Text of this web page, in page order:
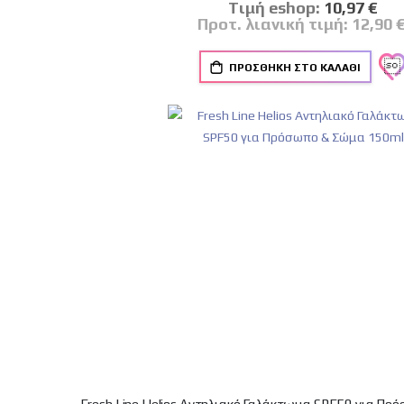
Tιμή eshop: Ειδική
Τιμή
10,97 €
Προτ. λιανική τιμή: 12,90
ΠΡΟΣΘΉΚΗ ΣΤΟ ΚΑΛΆΘΙ